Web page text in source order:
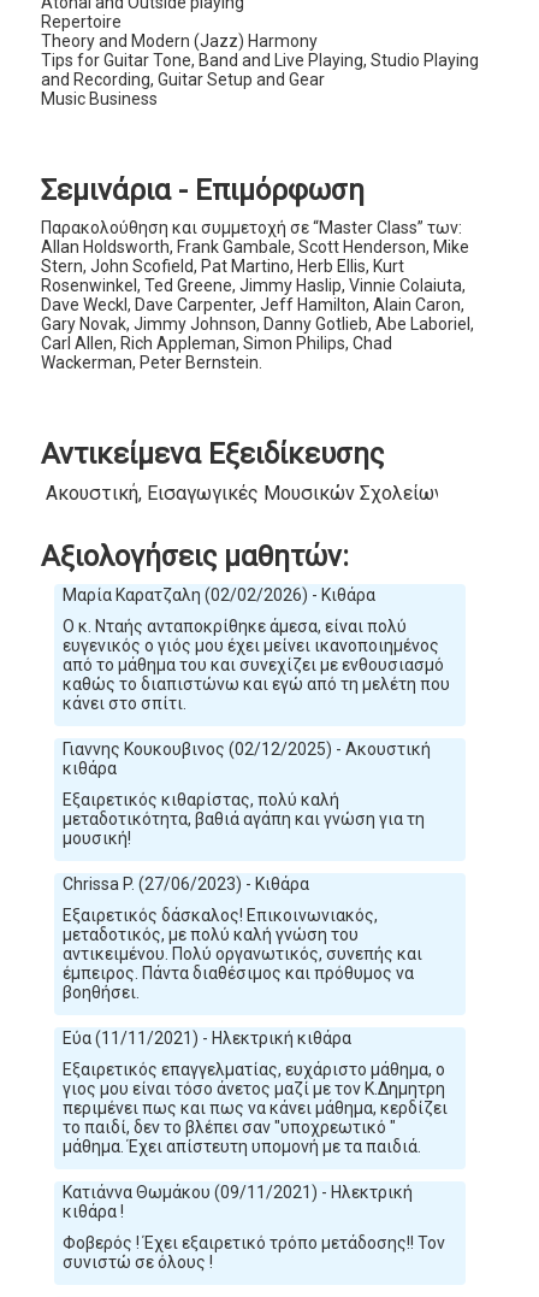
Repertoire
Theory and Modern (Jazz) Harmony
Tips for Guitar Tone, Band and Live Playing, Studio Playing
and Recording, Guitar Setup and Gear
Music Business
Σεμινάρια - Επιμόρφωση
Παρακολούθηση και συμμετοχή σε “Master Class” των:
Allan Holdsworth, Frank Gambale, Scott Henderson, Mike
Stern, John Scofield, Pat Martino, Herb Ellis, Kurt
Rosenwinkel, Ted Greene, Jimmy Haslip, Vinnie Colaiuta,
Dave Weckl, Dave Carpenter, Jeff Hamilton, Alain Caron,
Gary Novak, Jimmy Johnson, Danny Gotlieb, Abe Laboriel,
Carl Allen, Rich Appleman, Simon Philips, Chad
Wackerman, Peter Bernstein.
Αντικείμενα Εξειδίκευσης
Ακουστική, Εισαγωγικές Μουσικών Σχολείων,
Αξιολογήσεις μαθητών:
Μαρία Καρατζαλη (02/02/2026) - Κιθάρα
Ο κ. Νταής ανταποκρίθηκε άμεσα, είναι πολύ
ευγενικός ο γιός μου έχει μείνει ικανοποιημένος
από το μάθημα του και συνεχίζει με ενθουσιασμό
καθώς το διαπιστώνω και εγώ από τη μελέτη που
κάνει στο σπίτι.
Γιαννης Κουκουβινος (02/12/2025) - Ακουστική
κιθάρα
Εξαιρετικός κιθαρίστας, πολύ καλή
μεταδοτικότητα, βαθιά αγάπη και γνώση για τη
μουσική!
Chrissa P. (27/06/2023) - Κιθάρα
Eξαιρετικός δάσκαλος! Eπικοινωνιακός,
μεταδοτικός, με πολύ καλή γνώση του
αντικειμένου. Πολύ οργανωτικός, συνεπής και
έμπειρος. Πάντα διαθέσιμος και πρόθυμος να
βοηθήσει.
Εύα (11/11/2021) - Ηλεκτρική κιθάρα
Εξαιρετικός επαγγελματίας, ευχάριστο μάθημα, ο
γιος μου είναι τόσο άνετος μαζί με τον Κ.Δημητρη
περιμένει πως και πως να κάνει μάθημα, κερδίζει
το παιδί, δεν το βλέπει σαν "υποχρεωτικό "
μάθημα. Έχει απίστευτη υπομονή με τα παιδιά.
Κατιάννα Θωμάκου (09/11/2021) - Ηλεκτρική
κιθάρα !
Φοβερός ! Έχει εξαιρετικό τρόπο μετάδοσης!! Τον
συνιστώ σε όλους !